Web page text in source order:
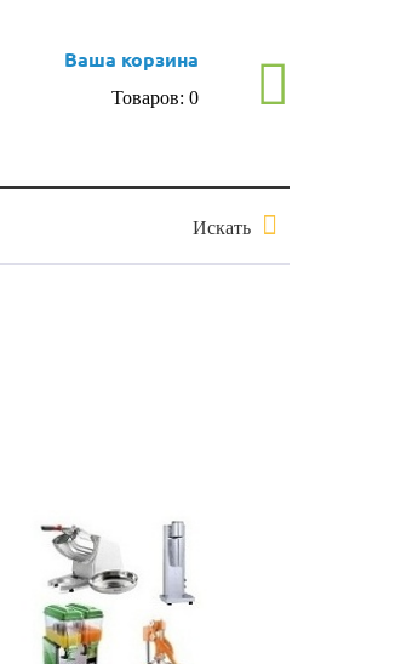
Ваша корзина
Товаров: 0
Искать